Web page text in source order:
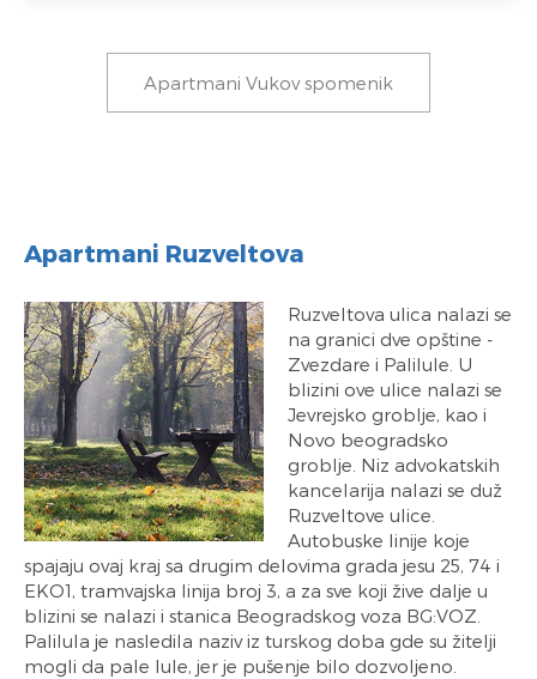
Apartmani Vukov spomenik
Apartmani Ruzveltova
Ruzveltova ulica nalazi se
na granici dve opštine -
Zvezdare i Palilule. U
blizini ove ulice nalazi se
Jevrejsko groblje, kao i
Novo beogradsko
groblje. Niz advokatskih
kancelarija nalazi se duž
Ruzveltove ulice.
Autobuske linije koje
spajaju ovaj kraj sa drugim delovima grada jesu 25, 74 i
EKO1, tramvajska linija broj 3, a za sve koji žive dalje u
blizini se nalazi i stanica Beogradskog voza BG:VOZ.
Palilula je nasledila naziv iz turskog doba gde su žitelji
mogli da pale lule, jer je pušenje bilo dozvoljeno.